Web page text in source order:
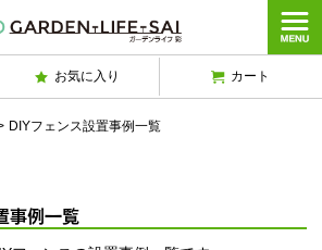
お気に入り カート
DIYフェンス設置事例一覧
事例一覧